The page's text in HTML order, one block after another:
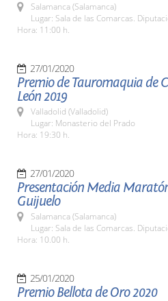
Salamanca (Salamanca)
Lugar: Sala de las Comarcas.
Hora: 11:00 h.
27/01/2020
Premio de Tauromaquia de
León 2019
Valladolid (Valladolid)
Lugar: Monasterio del Prado
Hora: 19:30 h.
27/01/2020
Presentación Media
Guijuelo
Salamanca (Salamanca)
Lugar: Sala de las Comarcas.
Hora: 10.00 h.
25/01/2020
Premio Bellota de Oro 2020